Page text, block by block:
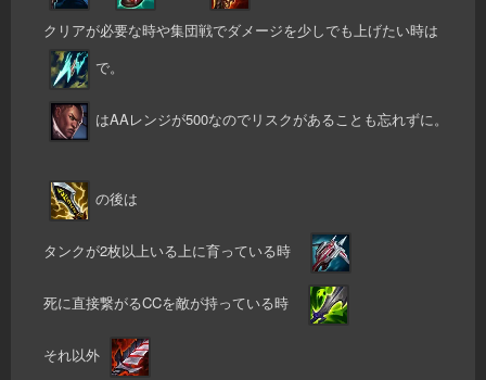
クリアが必要な時や集団戦でダメージを少しでも上げたい時は
で。
はAAレンジが500なのでリスクがあることも忘れずに。
の後は
タンクが2枚以上いる上に育っている時
死に直接繋がるCCを敵が持っている時
それ以外